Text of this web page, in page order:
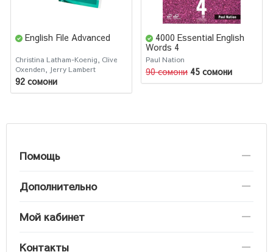
English File Advanced
Christina Latham-Koenig, Clive
Oxenden, Jerry Lambert
92 сомони
4000 Essential English
Words 4
Paul Nation
90 сомони 45 сомони
Помощь
Дополнительно
Мой кабинет
Контакты